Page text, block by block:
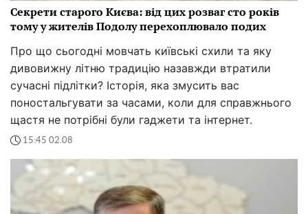
Секрети старого Києва: від цих розваг сто років
тому у жителів Подолу перехоплювало подих
Про що сьогодні мовчать київські схили та яку
дивовижну літню традицію назавжди втратили
сучасні підлітки? Історія, яка змусить вас
поностальгувати за часами, коли для справжнього
щастя не потрібні були гаджети та інтернет.
15:45 02.08